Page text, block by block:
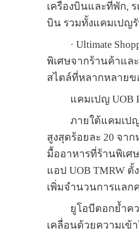
เครื่องบินและที่พัก,
บิน รวมทั้งแคมเปญ
· Ultimate
พิเศษจากร้านค้าแล
สไตล์ที่หลากหลายข
แคมเปญUOB
ภายใต้แคมเป
สูงสุดร้อยละ 20 จาก
มื้ออาหารที่ร้านพิเศ
แอปUOB TMRW ตั้
เพิ่มจำนวนการแลก
ยูโอบีตอกย้ำค
เคลื่อนด้วยความเข้